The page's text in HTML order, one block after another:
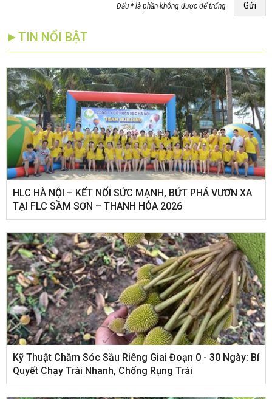
Dấu * là phần không được để trống Gửi
►TIN NỔI BẬT
HLC HÀ NỘI – KẾT NỐI SỨC MẠNH, BỨT PHÁ VƯƠN XA
TẠI FLC SẦM SƠN – THANH HÓA 2026
Kỹ Thuật Chăm Sóc Sầu Riêng Giai Đoạn 0 - 30 Ngày: Bí
Quyết Chạy Trái Nhanh, Chống Rụng Trái